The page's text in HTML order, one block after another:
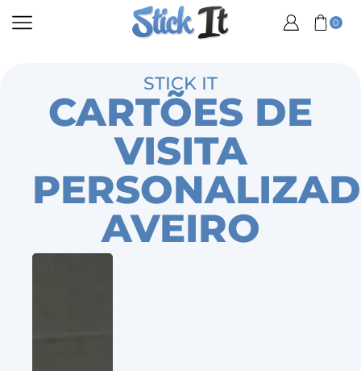
0
STICK IT
CARTÕES DE
VISITA
AVEIRO